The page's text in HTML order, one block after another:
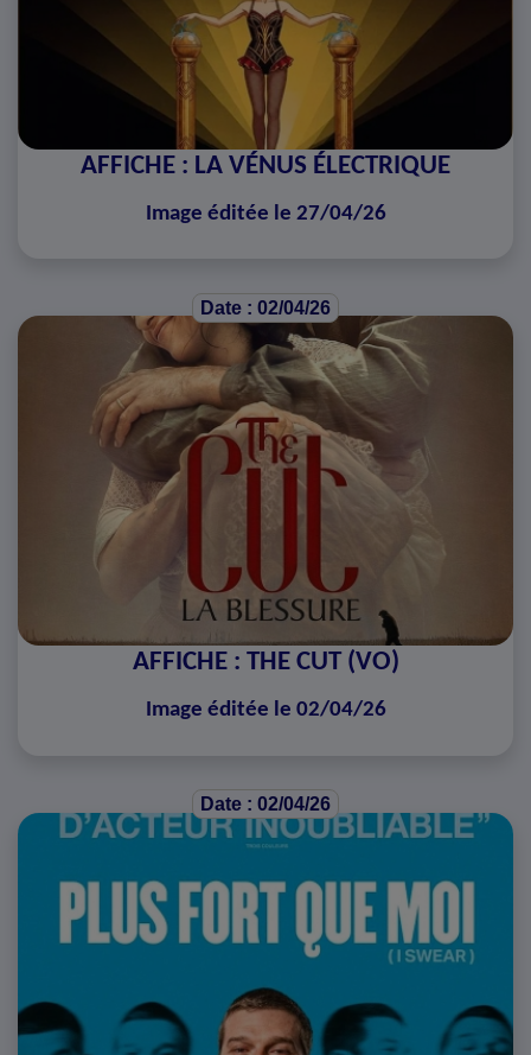
AFFICHE : LA VÉNUS ÉLECTRIQUE
Image éditée le 27/04/26
Date : 02/04/26
AFFICHE : THE CUT (VO)
Image éditée le 02/04/26
Date : 02/04/26